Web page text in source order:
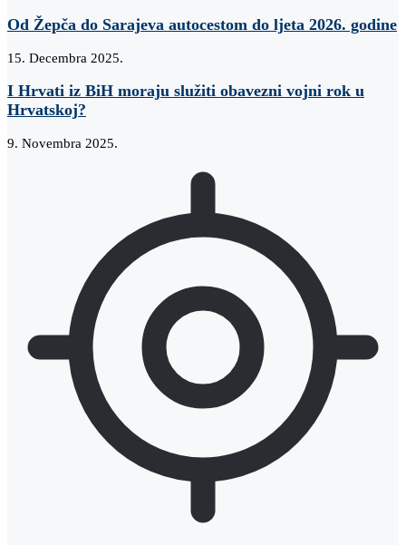
Od Žepča do Sarajeva autocestom do ljeta 2026. godine
15. Decembra 2025.
I Hrvati iz BiH moraju služiti obavezni vojni rok u
Hrvatskoj?
9. Novembra 2025.